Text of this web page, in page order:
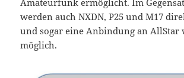
werden auch NXDN, P25 und M17
und sogar eine Anbindung an AllStar
möglich.